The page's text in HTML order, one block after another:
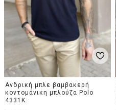
Ανδρική μπλε βαμβακερή
κοντομάνικη μπλούζα Polo
4331K